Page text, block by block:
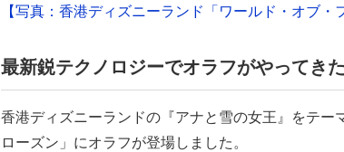
【写真：香港ディズニーランド「ワールド・オブ・
最新鋭テクノロジーでオラフがやってきた
香港ディズニーランドの『アナと雪の女王』をテー
ローズン」にオラフが登場しました。